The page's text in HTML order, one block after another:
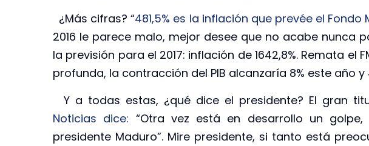
¿Más cifras? “481,5% es la inflación que prevée el
2016 le parece malo, mejor desee que no acabe nunca
la previsión para el 2017: inflación de 1642,8%. Remata el
profunda, la contracción del PIB alcanzaría 8% este año y
Y a todas estas, ¿qué dice el presidente? El gran
Noticias dice: “Otra vez está en desarrollo un
presidente Maduro”. Mire presidente, si tanto está